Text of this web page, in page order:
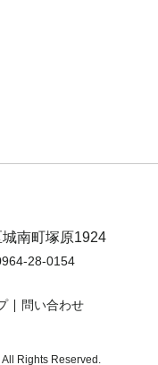
南町塚原1924
28-0154
問い合わせ
Rights Reserved.